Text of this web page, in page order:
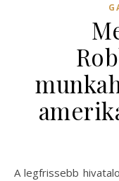
A legfrissebb hivatalos adatok szerint az Egyesült Államok